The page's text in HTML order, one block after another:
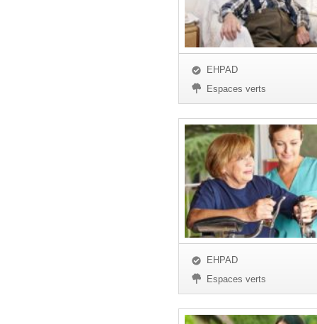
EHPAD
Espaces verts
EHPAD
Espaces verts